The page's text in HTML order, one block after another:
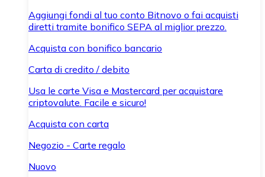
Aggiungi fondi al tuo conto Bitnovo o fai acquisti
diretti tramite bonifico SEPA al miglior prezzo.
Acquista con bonifico bancario
Carta di credito / debito
Usa le carte Visa e Mastercard per acquistare
criptovalute. Facile e sicuro!
Acquista con carta
Negozio - Carte regalo
Nuovo